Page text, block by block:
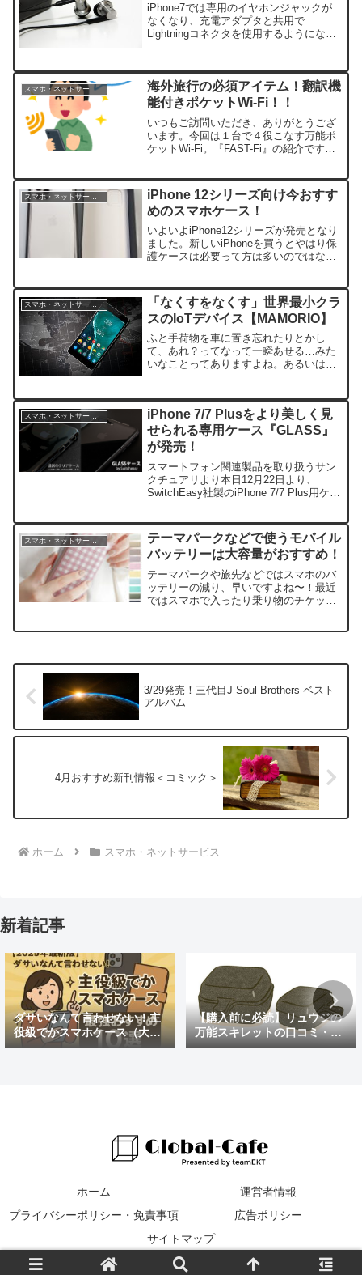
iPhone7では専用のイヤホンジャックが
なくなり、充電アダプタと共用で
Lightningコネクタを使用するようになっ
た。充電しながら音楽を楽しむ方法
Bluetooth...
スマホ・ネットサービス
海外旅行の必須アイテム！翻訳機
能付きポケットWi-Fi！！
いつもご訪問いただき、ありがとうござ
います。今回は１台で４役こなす万能ポ
ケットWi-Fi。『FAST-Fi』の紹介です！
うことができます。なので、海外出張や
海外...
iPhone 12シリーズ向け今おすす
めのスマホケース！
いよいよiPhone12シリーズが発売となり
ました。新しいiPhoneを買うとやはり保
護ケースは必要って方は多いのではない
ンを楽しみたいって派ですが。。皆さん
はど...
スマホ・ネットサービス
「なくすをなくす」世界最小クラ
スのIoTデバイス【MAMORIO】
ふと手荷物を車に置き忘れたりとかし
て、あれ？ってなって一瞬あせる…みた
いなことってありますよね。あるいは本
「MAMORIO」です。【メディア掲載実
績多数】なくすを、なく...
スマホ・ネットサービス
iPhone 7/7 Plusをより美しく見
せられる専用ケース『GLASS』
が発売！
スマートフォン関連製品を取り扱うサン
クチュアリより本日12月22日より、
SwitchEasy社製のiPhone 7/7 Plus用ケー
ィカラーを魅せられるよう、工夫...
テーマパークなどで使うモバイル
バッテリーは大容量がおすすめ！
テーマパークや旅先などではスマホのバ
ッテリーの減り、早いですよね〜！最近
ではスマホで入ったり乗り物のチケット
3/29発売！三代目J Soul Brothers ベスト
アルバム
4月おすすめ新刊情報＜コミック＞
ホーム スマホ・ネットサービス
新着記事
ダサいなんて言わせない！主
役級でかスマホケース（大き
めの）最強おすすめ10選
【購入前に必読】リュウジの
万能スキレットの口コミ・評
判まとめ｜後悔しないための
ホーム
運営者情報
プライバシーポリシー・免責事項
広告ポリシー
サイトマップ
© 2016 Global Cafe.